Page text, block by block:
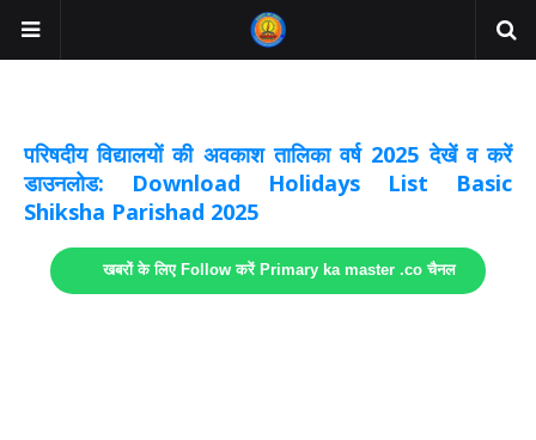
परिषदीय विद्यालयों की अवकाश तालिका वर्ष 2025 देखें व करें
डाउनलोड: Download Holidays List Basic
Shiksha Parishad 2025
खबरों के लिए Follow करें Primary ka master .co चैनल